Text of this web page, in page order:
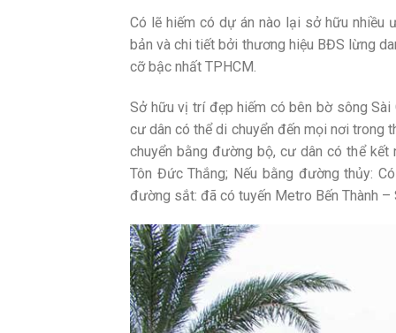
Có lẽ hiếm có dự án nào lại sở hữu nhiều
bản và chi tiết bởi thương hiệu BĐS lừng
cỡ bậc nhất TPHCM.
Sở hữu vị trí đẹp hiếm có bên bờ sông
cư dân có thể di chuyển đến mọi nơi trong
chuyển bằng đường bộ, cư dân có thể
Tôn Đức Thắng; Nếu bằng đường thủy:
đường sắt: đã có tuyến Metro Bến Thành